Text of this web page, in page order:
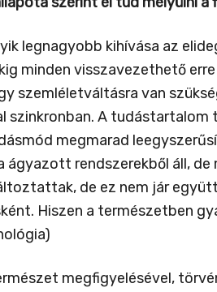
legnagyobb kihívása az
minden visszavezethető
szemléletváltásra van
szinkronban. A
megmarad
ágyazott rendszerekből áll,
de ez nem jár
Hiszen a természetben
megfigyelésével,